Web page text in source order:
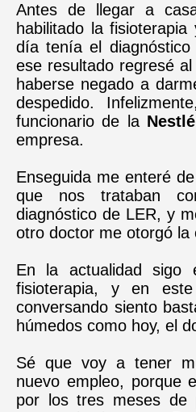
Antes de llegar a
habilitado la
día tenía el
ese resultado regresé
haberse negado a
despedido.
funcionario de la Nestlé
empresa.
Enseguida me enteré
que nos trataban
diagnóstico de LER, y
otro doctor me otorgó
En la actualidad sigo
fisioterapia, y en
conversando siento
húmedos como hoy, el
Sé que voy a tener
nuevo empleo, porque
por los tres meses de